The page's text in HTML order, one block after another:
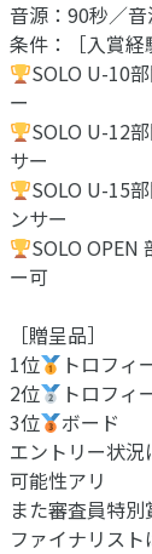
音源：90秒／
条件：［入賞経
SOLO U-10
ー
SOLO U-12
サー
SOLO U-15
ンサー
SOLO OPEN
ー可
［贈呈品］
1位
トロフィ
2位
トロフィ
3位
ボード
エントリー状
可能性アリ
また審査員特
ファイナリスト